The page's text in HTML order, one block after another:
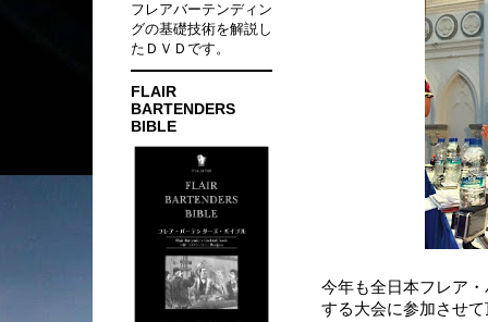
今年も全日本フレア
する大会に参加させ
フレアバーテンディン
グの基礎技術を解説し
たＤＶＤです。
FLAIR
BARTENDERS
BIBLE